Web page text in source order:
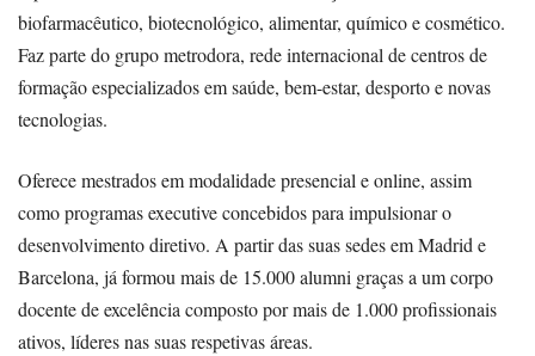
biofarmacêutico, biotecnológico, alimentar, químico e cosmético.
Faz parte do grupo metrodora, rede internacional de centros de
formação especializados em saúde, bem-estar, desporto e novas
tecnologias.
Oferece mestrados em modalidade presencial e online, assim
como programas executive concebidos para impulsionar o
desenvolvimento diretivo. A partir das suas sedes em Madrid e
Barcelona, já formou mais de 15.000 alumni graças a um corpo
docente de excelência composto por mais de 1.000 profissionais
ativos, líderes nas suas respetivas áreas.